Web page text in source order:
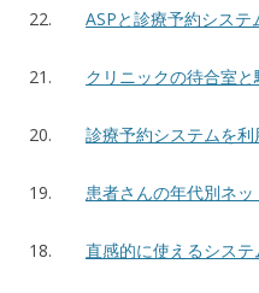
22. ASPと診療予約システ
21. クリニックの待合室
20. 診療予約システムを
19. 患者さんの年代別ネ
18. 直感的に使えるシス